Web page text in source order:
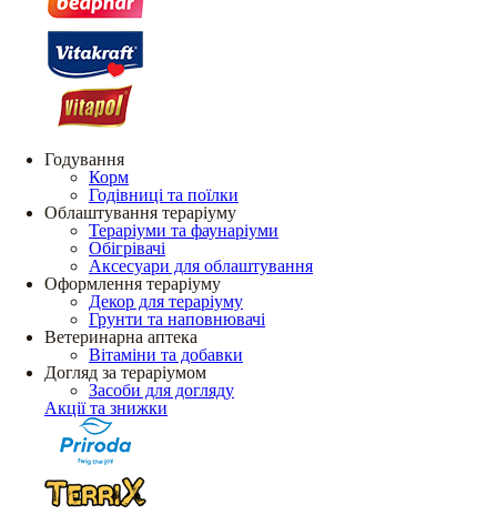
Годування
Корм
Годівниці та поїлки
Облаштування тераріуму
Тераріуми та фаунаріуми
Обігрівачі
Аксесуари для облаштування
Оформлення тераріуму
Декор для тераріуму
Грунти та наповнювачі
Ветеринарна аптека
Вітаміни та добавки
Догляд за тераріумом
Засоби для догляду
Акції та знижки